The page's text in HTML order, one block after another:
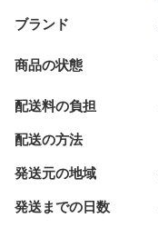
ブランド
商品の状態
配送料の負担
配送の方法
発送元の地域
発送までの日数